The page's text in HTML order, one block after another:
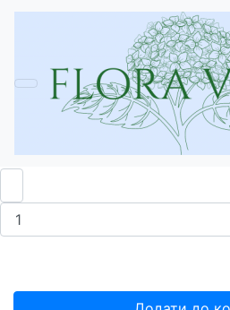
Добрива та засоби
Фітомаре 25 мл